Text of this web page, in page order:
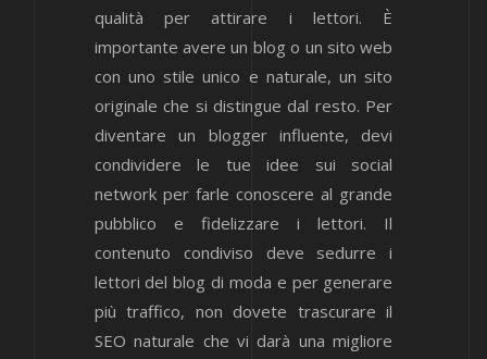
qualità per attirare i lettori. È
importante avere un blog o un sito web
con uno stile unico e naturale, un sito
originale che si distingue dal resto. Per
diventare un blogger influente, devi
condividere le tue idee sui social
network per farle conoscere al grande
pubblico e fidelizzare i lettori. Il
contenuto condiviso deve sedurre i
lettori del blog di moda e per generare
più traffico, non dovete trascurare il
SEO naturale che vi darà una migliore